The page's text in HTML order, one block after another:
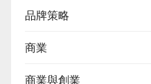
品牌策略
商業
商業與創業